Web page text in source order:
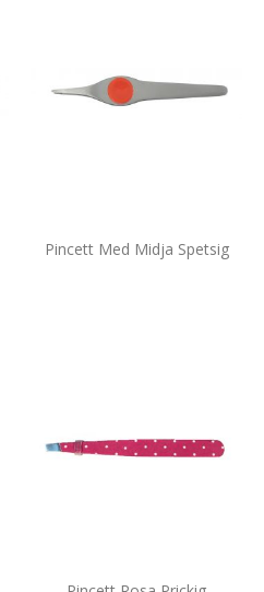
Pincett Med Midja Spetsig